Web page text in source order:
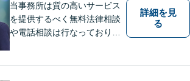
当事務所は質の高いサービス
を提供するべく無料法律相談
や電話相談は行なっておりま
詳細を見
る